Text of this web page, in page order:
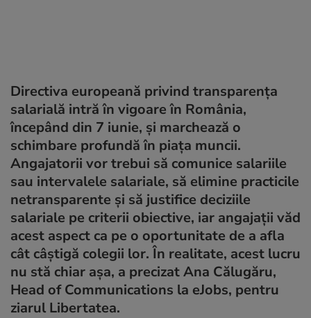
Directiva europeană privind transparența
salarială intră în vigoare în România,
începând din 7 iunie, și marchează o
schimbare profundă în piața muncii.
Angajatorii vor trebui să comunice salariile
sau intervalele salariale, să elimine practicile
netransparente și să justifice deciziile
salariale pe criterii obiective, iar angajații văd
acest aspect ca pe o oportunitate de a afla
cât câștigă colegii lor. În realitate, acest lucru
nu stă chiar așa, a precizat Ana Călugăru,
Head of Communications la eJobs, pentru
ziarul Libertatea.